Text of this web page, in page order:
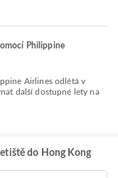
Philippine
další dostupné lety na
do Hong Kong